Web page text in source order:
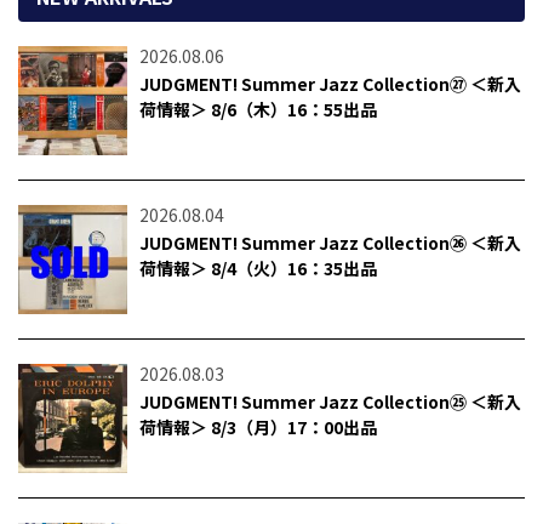
2026.08.06
JUDGMENT! Summer Jazz Collection㉗ ＜新入
荷情報＞ 8/6（木）16：55出品
2026.08.04
JUDGMENT! Summer Jazz Collection㉖ ＜新入
荷情報＞ 8/4（火）16：35出品
2026.08.03
JUDGMENT! Summer Jazz Collection㉕ ＜新入
荷情報＞ 8/3（月）17：00出品